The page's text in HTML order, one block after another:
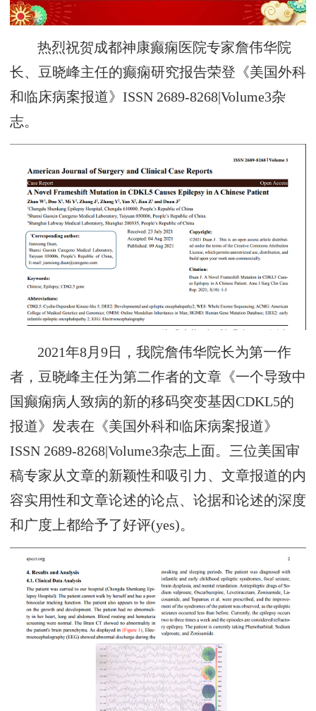
热烈祝贺成都神康癫痫医院专家詹伟华院
长、豆晓峰主任的癫痫研究报告荣登《美国外科
和临床病案报道》ISSN 2689-8268|Volume3杂
志。
2021年8月9日，我院詹伟华院长为第一作
者，豆晓峰主任为第二作者的文章《一个导致中
国癫痫病人致病的新的移码突变基因CDKL5的
报道》发表在《美国外科和临床病案报道》
ISSN 2689-8268|Volume3杂志上面。三位美国审
稿专家从文章的新颖性和吸引力、文章报道的内
容实用性和文章论述的论点、论据和论述的深度
和广度上都给予了好评(yes)。